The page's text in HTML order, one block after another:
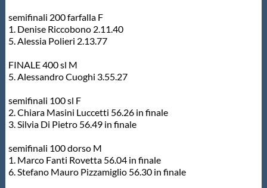
semifinali 200 farfalla F
1. Denise Riccobono 2.11.40
5. Alessia Polieri 2.13.77
FINALE 400 sl M
5. Alessandro Cuoghi 3.55.27
semifinali 100 sl F
2. Chiara Masini Luccetti 56.26 in finale
3. Silvia Di Pietro 56.49 in finale
semifinali 100 dorso M
1. Marco Fanti Rovetta 56.04 in finale
6. Stefano Mauro Pizzamiglio 56.30 in finale